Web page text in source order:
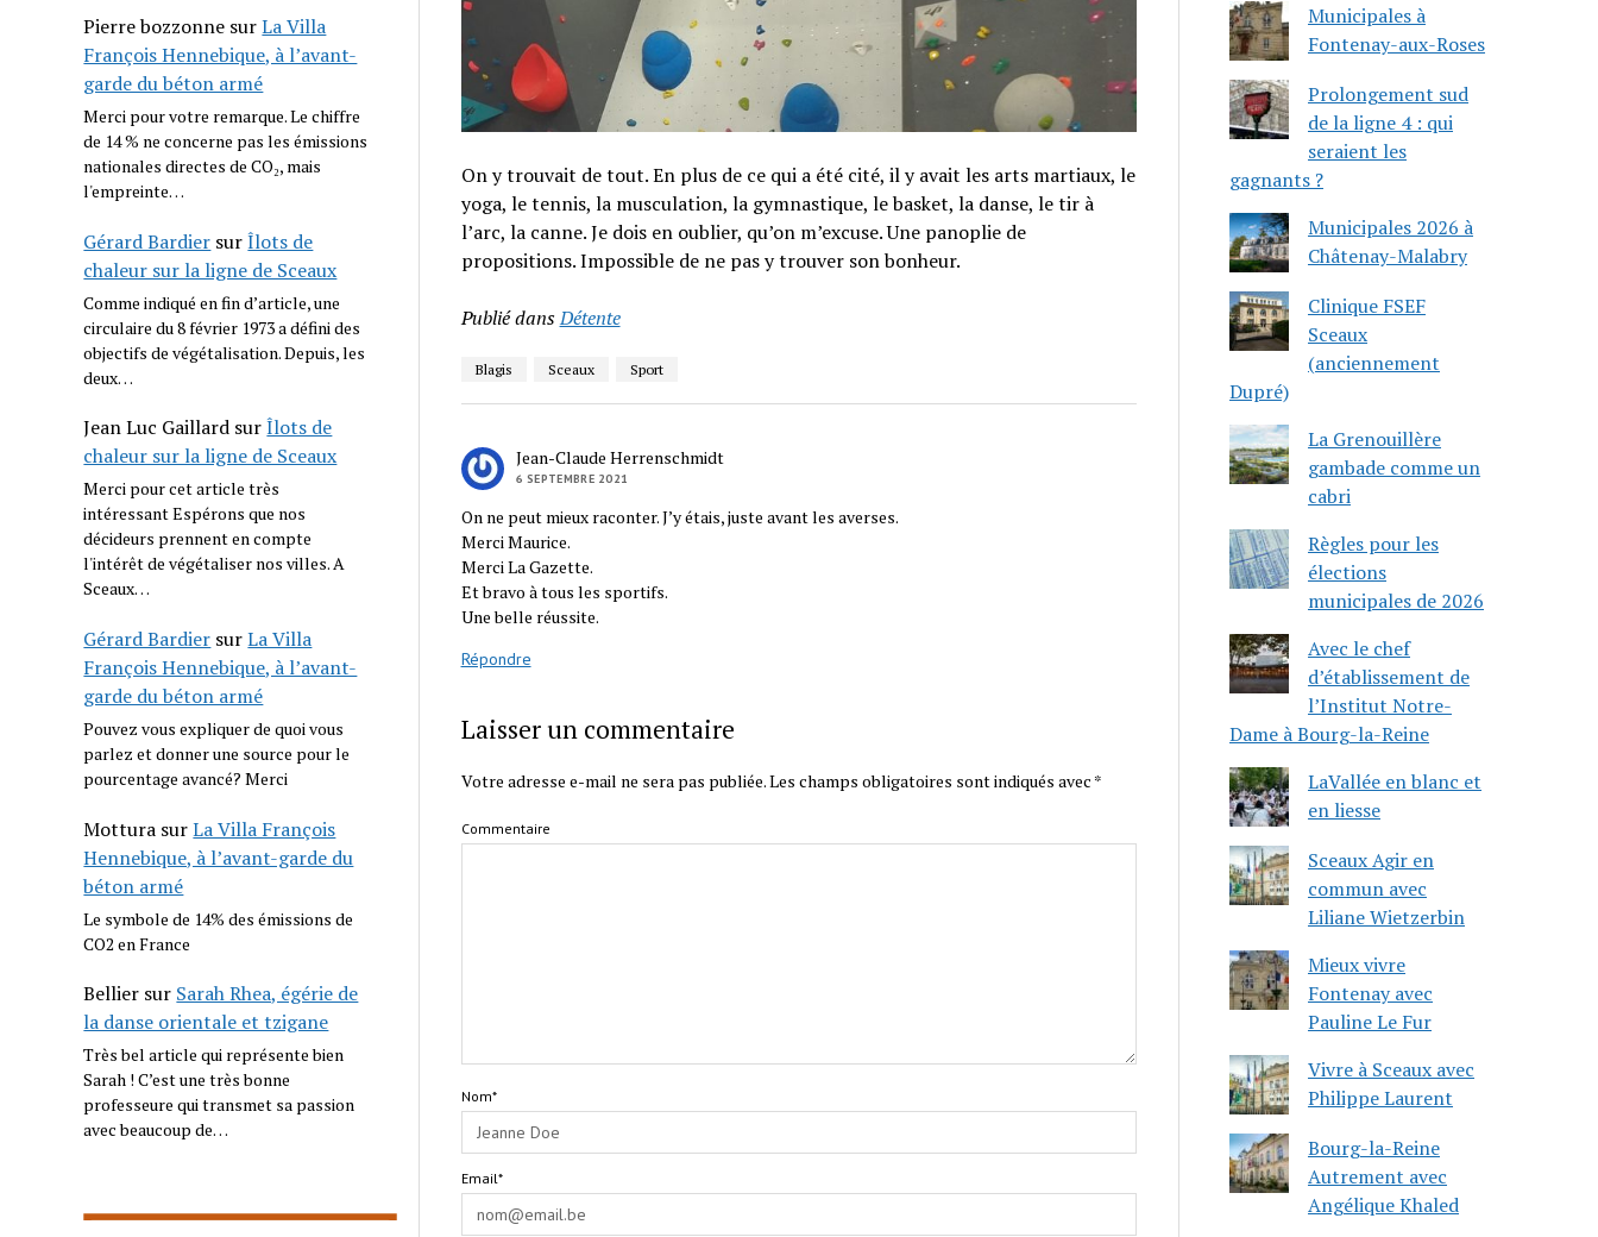
Pierre bozzonne surLa Villa
François Hennebique, à l’avant-
garde du béton armé
Merci pour votre remarque. Le chiffre
de 14 % ne concerne pas les émissions
nationales directes de CO₂, mais
l'empreinte…
Gérard Bardier surÎlots de
chaleur sur la ligne de Sceaux
Comme indiqué en fin d’article, une
circulaire du 8 février 1973 a défini des
objectifs de végétalisation. Depuis, les
deux…
Jean Luc Gaillard surÎlots de
chaleur sur la ligne de Sceaux
Merci pour cet article très
intéressant Espérons que nos
décideurs prennent en compte
l'intérêt de végétaliser nos villes. A
Sceaux…
Gérard Bardier surLa Villa
François Hennebique, à l’avant-
garde du béton armé
Pouvez vous expliquer de quoi vous
parlez et donner une source pour le
pourcentage avancé? Merci
Mottura surLa Villa François
Hennebique, à l’avant-garde du
béton armé
Le symbole de 14% des émissions de
CO2 en France
Bellier sur Sarah Rhea, égérie de
la danse orientale et tzigane
Très bel article qui représente bien
Sarah ! C’est une très bonne
professeure qui transmet sa passion
avec beaucoup de…
On y trouvait de tout. En plus de ce qui a été cité, il y avait les arts martiaux, le
yoga, le tennis, la musculation, la gymnastique, le basket, la danse, le tir à
l’arc, la canne. Je dois en oublier, qu’on m’excuse. Une panoplie de
propositions. Impossible de ne pas y trouver son bonheur.
Publié dansDétente
Blagis Sceaux Sport
Jean-Claude Herrenschmidt
6 SEPTEMBRE 2021
On ne peut mieux raconter. J’y étais, juste avant les averses.
Merci Maurice.
Merci La Gazette.
Et bravo à tous les sportifs.
Une belle réussite.
Répondre
Laisser un commentaire
Votre adresse e-mail ne sera pas publiée.Les champs obligatoires sont indiqués avec *
Commentaire
Nom*
Email*
Municipales à
Fontenay-aux-Roses
Prolongement sud
de la ligne 4 : qui
seraient les
gagnants ?
Municipales 2026 à
Châtenay-Malabry
Clinique FSEF
Sceaux
(anciennement
Dupré)
La Grenouillère
gambade comme un
cabri
Règles pour les
élections
municipales de 2026
Avec le chef
d’établissement de
l’Institut Notre-
Dame à Bourg-la-Reine
LaVallée en blanc et
en liesse
Sceaux Agir en
commun avec
Liliane Wietzerbin
Mieux vivre
Fontenay avec
Pauline Le Fur
Vivre à Sceaux avec
Philippe Laurent
Bourg-la-Reine
Autrement avec
Angélique Khaled